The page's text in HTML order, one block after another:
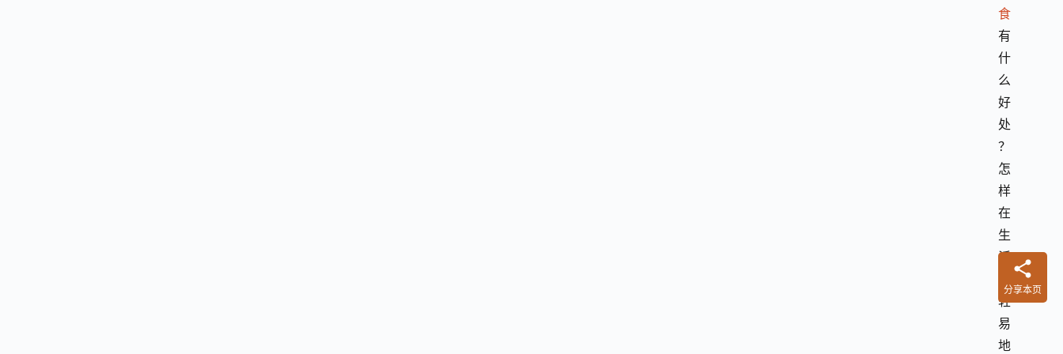
食
有
什
么
好
处
？
怎
样
在
生
活
轻
易
地
分享本页